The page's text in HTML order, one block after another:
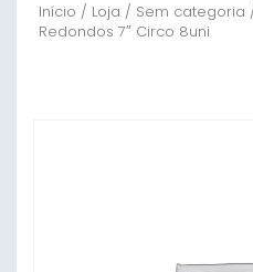
Início / Loja / Sem categoria
Redondos 7″ Circo 8uni